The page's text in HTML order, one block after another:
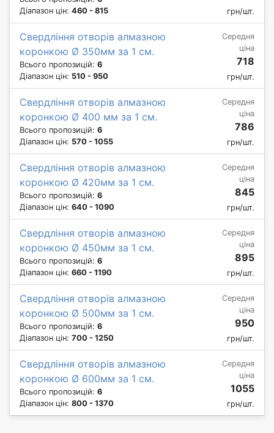
Діапазон цін: 460 - 815 грн/шт.
Свердління отворів алмазною
коронкою Ø 350мм за 1 см.
Всього пропозицій: 6
Діапазон цін: 510 - 950
Середня
ціна
718
грн/шт.
Свердління отворів алмазною
коронкою Ø 400 мм за 1 см.
Всього пропозицій: 6
Діапазон цін: 570 - 1055
Середня
ціна
786
грн/шт.
Свердління отворів алмазною
коронкою Ø 420мм за 1 см.
Всього пропозицій: 6
Діапазон цін: 640 - 1090
Середня
ціна
845
грн/шт.
Свердління отворів алмазною
коронкою Ø 450мм за 1 см.
Всього пропозицій: 6
Діапазон цін: 660 - 1190
Середня
ціна
895
грн/шт.
Свердління отворів алмазною
коронкою Ø 500мм за 1 см.
Всього пропозицій: 6
Діапазон цін: 700 - 1250
Середня
ціна
950
грн/шт.
Свердління отворів алмазною
коронкою Ø 600мм за 1 см.
Всього пропозицій: 6
Діапазон цін: 800 - 1370
Середня
ціна
1055
грн/шт.